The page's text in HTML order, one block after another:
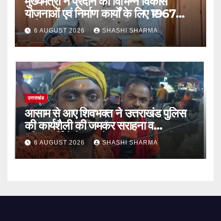
योजनाओं एवं निर्माण कार्यों के लिए ₹1967
करोड़ की वित्तीय स्वीकृति
6 AUGUST 2026 SHASHI SHARMA
उत्तराखंड
आसाम से आए शिवभक्त ने उत्तराखंड पुलिस
की कार्यशैली की जमकर सराहना व
पुलिसकर्मियों के सहयोगात्मक व्यवहार की
खुलकर प्रशंसा
6 AUGUST 2026 SHASHI SHARMA